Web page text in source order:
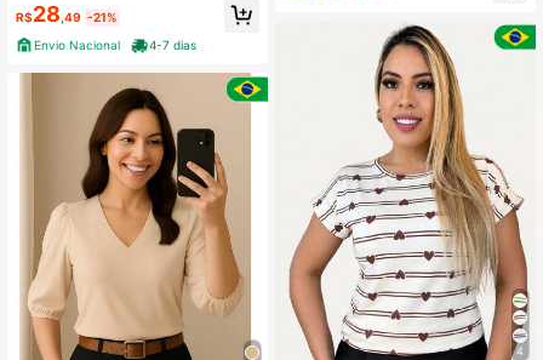
R$28 ,49 -21%
Envio Nacional
4-7 dias
4